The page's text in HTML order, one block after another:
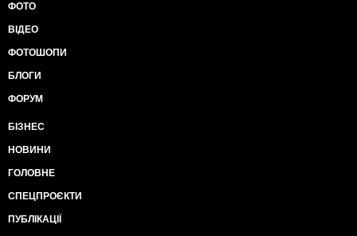
ФОТО
ВІДЕО
ФОТОШОПИ
БЛОГИ
ФОРУМ
БІЗНЕС
НОВИНИ
ГОЛОВНЕ
СПЕЦПРОЄКТИ
ПУБЛІКАЦІЇ